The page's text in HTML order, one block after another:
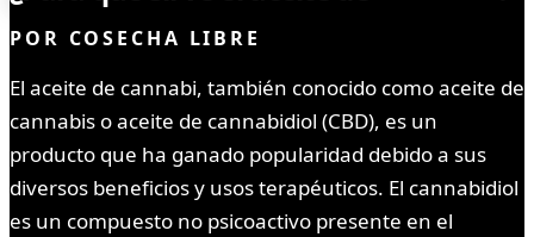
POR COSECHA LIBRE
El aceite de cannabi, también conocido como aceite de
cannabis o aceite de cannabidiol (CBD), es un
producto que ha ganado popularidad debido a sus
diversos beneficios y usos terapéuticos. El cannabidiol
es un compuesto no psicoactivo presente en el